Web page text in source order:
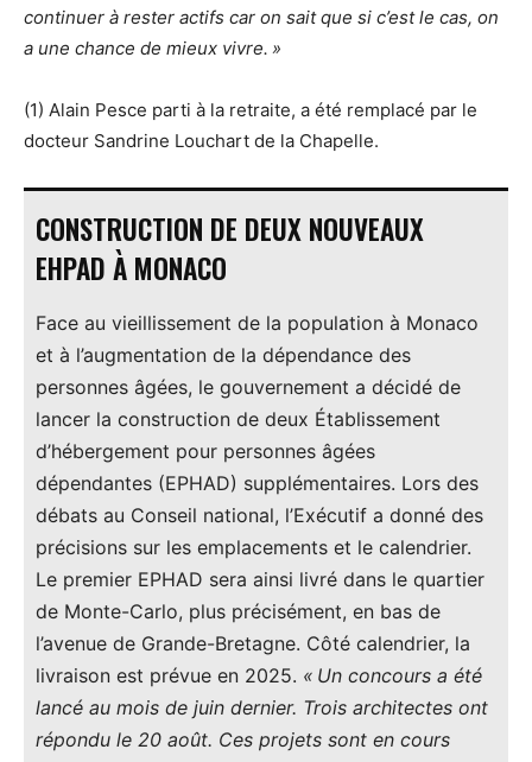
continuer à rester actifs car on sait que si c’est le cas, on
a une chance de mieux vivre. »
(1) Alain Pesce parti à la retraite, a été remplacé par le
docteur Sandrine Louchart de la Chapelle.
CONSTRUCTION DE DEUX NOUVEAUX
EHPAD À MONACO
Face au vieillissement de la population à Monaco
et à l’augmentation de la dépendance des
personnes âgées, le gouvernement a décidé de
lancer la construction de deux Établissement
d’hébergement pour personnes âgées
dépendantes (EPHAD) supplémentaires. Lors des
débats au Conseil national, l’Exécutif a donné des
précisions sur les emplacements et le calendrier.
Le premier EPHAD sera ainsi livré dans le quartier
de Monte-Carlo, plus précisément, en bas de
l’avenue de Grande-Bretagne. Côté calendrier, la
livraison est prévue en 2025. « Un concours a été
lancé au mois de juin dernier. Trois architectes ont
répondu le 20 août. Ces projets sont en cours